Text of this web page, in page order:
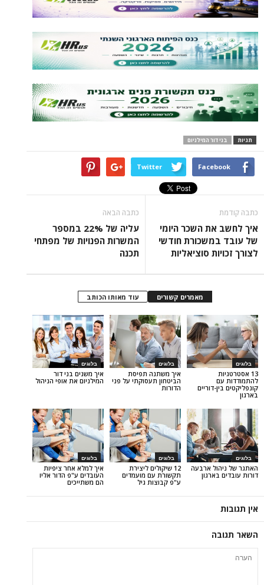
המילניום
Twitter
השכר היומי
חודשי
סוציאליות
עליה של 22% במספר
המשרות הפנויות של מפתחי
תכנה
עוד מאותו הכותב
בלוגים
איך משנים בני דור
המילניום את אופי הניהול
בלוגים
איך משתנה תפיסת
הביטחון תעסוקתי על פני
הדורות
בלוגים
איך למלא אחר ציפיות
העובדים ע"פ הדור אליו
הם משתייכים
בלוגים
12 שיקולים ליצירת
תקשורת עם מועמדים
ע"פ קבוצות גיל
ארבעה